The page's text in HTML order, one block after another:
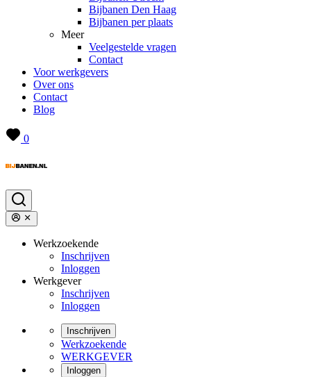
Bijbanen Den Haag
Bijbanen per plaats
Meer
Veelgestelde vragen
Contact
Voor werkgevers
Over ons
Contact
Blog
0
Werkzoekende
Inschrijven
Inloggen
Werkgever
Inschrijven
Inloggen
Inschrijven
Werkzoekende
WERKGEVER
Inloggen